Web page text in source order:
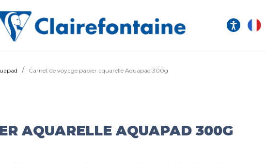
Carnet de voyage papier aquarelle Aquapad 300g
AQUARELLE AQUAPAD 300G